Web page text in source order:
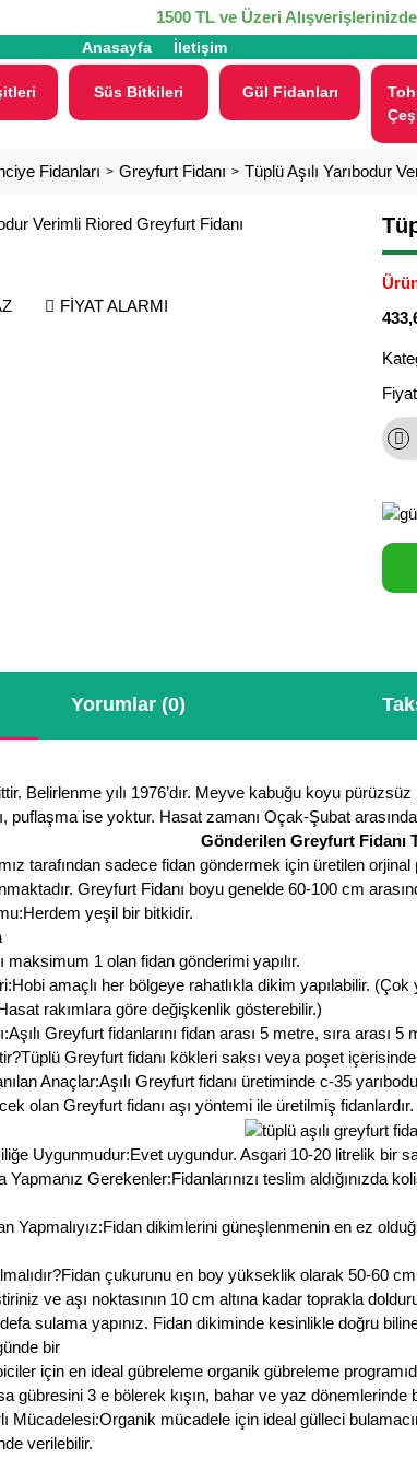
1500 TL ve Üzeri Alışverişlerinizde
Anasayfa İletişim
Süs Bitkileri Gül Fidanları
Fidanları Greyfurt Fidanı Tüplü Aşılı Yarıbodur
FİYAT ALARMI
Fiyat
Yorumlar (0)
Belirlenme yılı 1976’dır. Meyve kabuğu koyu
puflaşma ise yoktur. Hasat zamanı Oçak-Şubat
Gönderilen Greyfurt Fidanı
tarafından sadece fidan göndermek için üretilen
Greyfurt Fidanı boyu genelde 60-100 cm
yeşil bir bitkidir.
maksimum 1 olan fidan gönderimi yapılır.
amaçlı her bölgeye rahatlıkla dikim yapılabilir.
rakımlara göre değişkenlik gösterebilir.)
Greyfurt fidanlarını fidan arası 5 metre, sıra arası
Greyfurt fidanı kökleri saksı veya poşet
Anaçlar:Aşılı Greyfurt fidanı üretiminde c-35
olan Greyfurt fidanı aşı yöntemi ile üretilmiş fidanlardır.
Uygunmudur:Evet uygundur. Asgari 10-20 litrelik bir
Yapmanız Gerekenler:Fidanlarınızı teslim
Yapmalıyız:Fidan dikimlerini güneşlenmenin en ez
çukurunu en boy yükseklik olarak 50-60
ve aşı noktasının 10 cm altına kadar toprakla
sulama yapınız. Fidan dikiminde kesinlikle doğru
bir
için en ideal gübreleme organik gübreleme
gübresini 3 e bölerek kışın, bahar ve yaz dönemlerinde
Mücadelesi:Organik mücadele için ideal gülleci
verilebilir.